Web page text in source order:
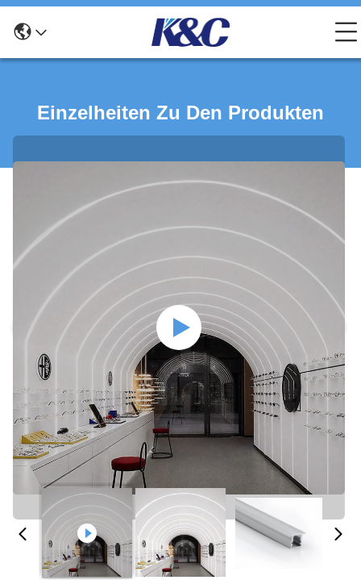
Einzelheiten Zu Den Produkten